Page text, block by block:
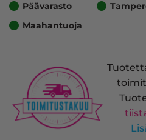
Päävarasto
Maahantuoja